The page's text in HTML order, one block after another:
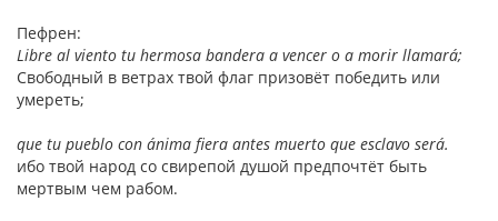
Пефрен:
Libre al viento tu hermosa bandera a vencer o a morir llamará;
Свободный в ветрах твой флаг призовёт победить или
умереть;
que tu pueblo con ánima fiera antes muerto que esclavo será.
ибо твой народ со свирепой душой предпочтёт быть
мертвым чем рабом.